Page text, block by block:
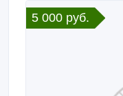
5 000 руб.